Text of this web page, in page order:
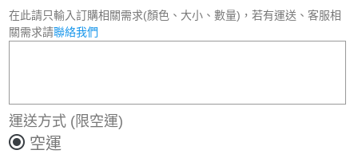
在此請只輸入訂購相關需求(顏色、大小、數量)，若有運送、客服相
關需求請聯絡我們
運送方式 (限空運)
空運